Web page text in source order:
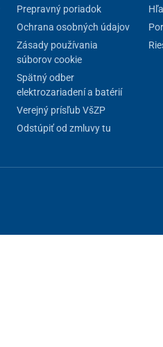
Prepravný poriadok
Ochrana osobných údajov
Zásady používania
súborov cookie
Spätný odber
elektrozariadení a batérií
Verejný prísľub VšZP
Odstúpiť od zmluvy tu